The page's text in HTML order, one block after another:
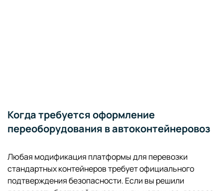
Когда требуется оформление
переоборудования в автоконтейнеровоз
Любая модификация платформы для перевозки
стандартных контейнеров требует официального
подтверждения безопасности. Если вы решили